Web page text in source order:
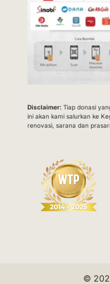
Disclaimer:Tiap donasi
ini akan kami salurkan ke
renovasi, sarana dan
©